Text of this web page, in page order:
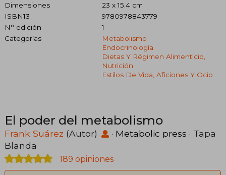
Dimensiones
23 x 15.4 cm
ISBN13
9780978843779
N° edición
1
Categorías
Metabolismo
Endocrinología
Dietas Y Régimen Alimenticio,
Nutrición
Estilos De Vida, Aficiones Y Ocio
El poder del metabolismo
Frank Suárez (Autor) · Metabolic press · Tapa
Blanda
189 opiniones